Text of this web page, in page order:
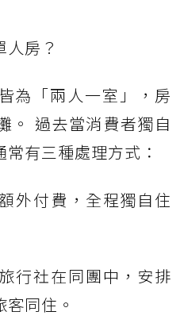
房？
為「兩人一室」，房
。 過去當消費者獨自
有三種處理方式：
外付費，全程獨自住
行社在同團中，安排
同住。